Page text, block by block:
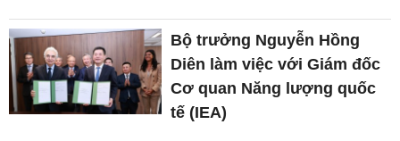
Bộ trưởng Nguyễn Hồng
Diên làm việc với Giám đốc
Cơ quan Năng lượng quốc
tế (IEA)